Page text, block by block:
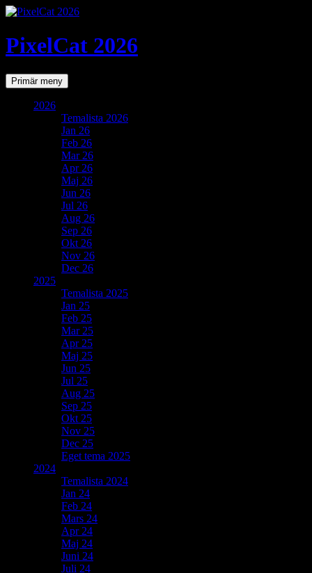
PixelCat 2026
SökPrimär meny Gå
till
2026
Temalista 2026
Jan 26
Feb 26
Mar 26
Apr 26
Maj 26
Jun 26
Jul 26
Aug 26
Sep 26
Okt 26
Nov 26
Dec 26
2025
Temalista 2025
Jan 25
Feb 25
Mar 25
Apr 25
Maj 25
Jun 25
Jul 25
Aug 25
Sep 25
Okt 25
Nov 25
Dec 25
Eget tema 2025
2024
Temalista 2024
Jan 24
Feb 24
Mars 24
Apr 24
Maj 24
Juni 24
Juli 24